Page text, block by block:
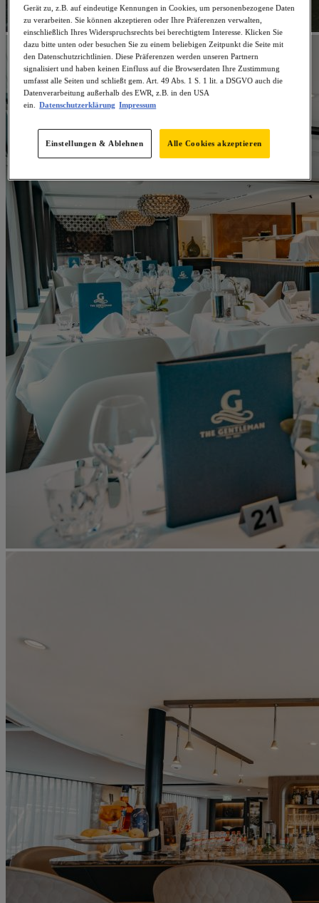
Gerät zu, z.B. auf eindeutige Kennungen in Cookies, um personenbezogene Daten
zu verarbeiten. Sie können akzeptieren oder Ihre Präferenzen verwalten,
einschließlich Ihres Widerspruchsrechts bei berechtigtem Interesse. Klicken Sie
dazu bitte unten oder besuchen Sie zu einem beliebigen Zeitpunkt die Seite mit
den Datenschutzrichtlinien. Diese Präferenzen werden unseren Partnern
signalisiert und haben keinen Einfluss auf die Browserdaten Ihre Zustimmung
umfasst alle Seiten und schließt gem. Art. 49 Abs. 1 S. 1 lit. a DSGVO auch die
Datenverarbeitung außerhalb des EWR, z.B. in den USA
ein.
Datenschutzerklärung Impressum
Einstellungen & Ablehnen Alle Cookies akzeptieren